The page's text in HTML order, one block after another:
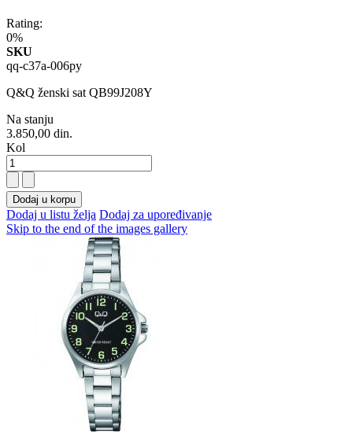
Rating:
0%
SKU
qq-c37a-006py
Q&Q ženski sat QB99J208Y
Na stanju
3.850,00 din.
Kol
Dodaj u korpu
Dodaj u listu želja Dodaj za upoređivanje
Skip to the end of the images gallery